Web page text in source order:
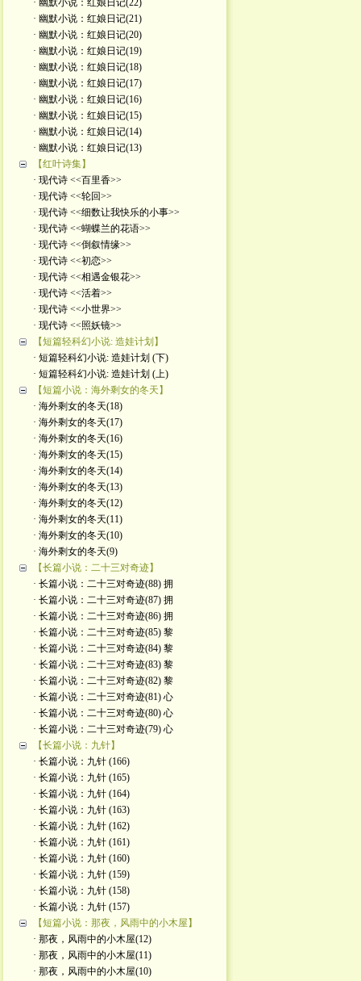
· 幽默小说：红娘日记(22)
· 幽默小说：红娘日记(21)
· 幽默小说：红娘日记(20)
· 幽默小说：红娘日记(19)
· 幽默小说：红娘日记(18)
· 幽默小说：红娘日记(17)
· 幽默小说：红娘日记(16)
· 幽默小说：红娘日记(15)
· 幽默小说：红娘日记(14)
· 幽默小说：红娘日记(13)
【红叶诗集】
· 现代诗 <<百里香>>
· 现代诗 <<轮回>>
· 现代诗 <<细数让我快乐的小事>>
· 现代诗 <<蝴蝶兰的花语>>
· 现代诗 <<倒叙情缘>>
· 现代诗 <<初恋>>
· 现代诗 <<相遇金银花>>
· 现代诗 <<活着>>
· 现代诗 <<小世界>>
· 现代诗 <<照妖镜>>
【短篇轻科幻小说: 造娃计划】
· 短篇轻科幻小说: 造娃计划 (下)
· 短篇轻科幻小说: 造娃计划 (上)
【短篇小说：海外剩女的冬天】
· 海外剩女的冬天(18)
· 海外剩女的冬天(17)
· 海外剩女的冬天(16)
· 海外剩女的冬天(15)
· 海外剩女的冬天(14)
· 海外剩女的冬天(13)
· 海外剩女的冬天(12)
· 海外剩女的冬天(11)
· 海外剩女的冬天(10)
· 海外剩女的冬天(9)
【长篇小说：二十三对奇迹】
· 长篇小说：二十三对奇迹(88) 拥
· 长篇小说：二十三对奇迹(87) 拥
· 长篇小说：二十三对奇迹(86) 拥
· 长篇小说：二十三对奇迹(85) 黎
· 长篇小说：二十三对奇迹(84) 黎
· 长篇小说：二十三对奇迹(83) 黎
· 长篇小说：二十三对奇迹(82) 黎
· 长篇小说：二十三对奇迹(81) 心
· 长篇小说：二十三对奇迹(80) 心
· 长篇小说：二十三对奇迹(79) 心
【长篇小说：九针】
· 长篇小说：九针 (166)
· 长篇小说：九针 (165)
· 长篇小说：九针 (164)
· 长篇小说：九针 (163)
· 长篇小说：九针 (162)
· 长篇小说：九针 (161)
· 长篇小说：九针 (160)
· 长篇小说：九针 (159)
· 长篇小说：九针 (158)
· 长篇小说：九针 (157)
【短篇小说：那夜，风雨中的小木屋】
· 那夜，风雨中的小木屋(12)
· 那夜，风雨中的小木屋(11)
· 那夜，风雨中的小木屋(10)